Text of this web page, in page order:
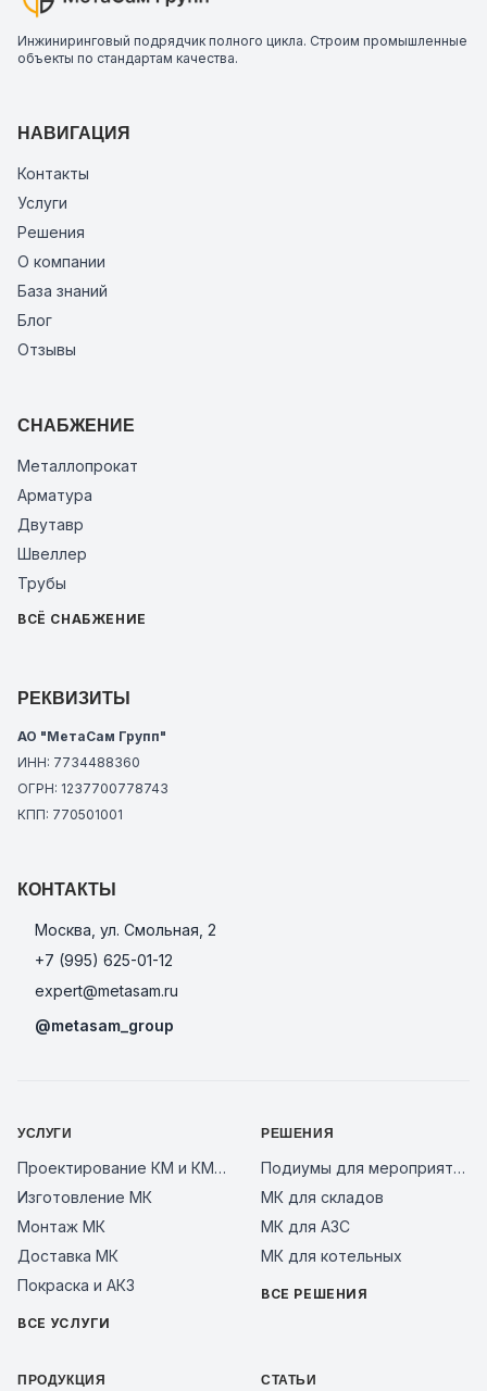
Инжиниринговый подрядчик полного цикла. Строим промышленные
объекты по стандартам качества.
НАВИГАЦИЯ
Контакты
Услуги
Решения
О компании
База знаний
Блог
Отзывы
СНАБЖЕНИЕ
Металлопрокат
Арматура
Двутавр
Швеллер
Трубы
ВСЁ СНАБЖЕНИЕ
РЕКВИЗИТЫ
АО "МетаСам Групп"
ИНН: 7734488360
ОГРН: 1237700778743
КПП: 770501001
КОНТАКТЫ
Москва, ул. Смольная, 2
+7 (995) 625-01-12
expert@metasam.ru
@metasam_group
УСЛУГИ
Проектирование КМ и КМД
Изготовление МК
Монтаж МК
Доставка МК
Покраска и АКЗ
ВСЕ УСЛУГИ
РЕШЕНИЯ
Подиумы для мероприятий
МК для складов
МК для АЗС
МК для котельных
ВСЕ РЕШЕНИЯ
ПРОДУКЦИЯ СТАТЬИ